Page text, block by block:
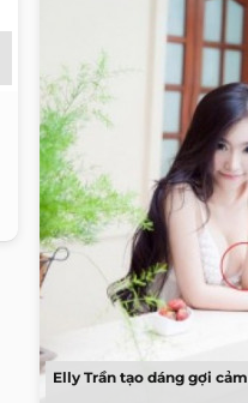
Elly Trần tạo dáng gợi cảm